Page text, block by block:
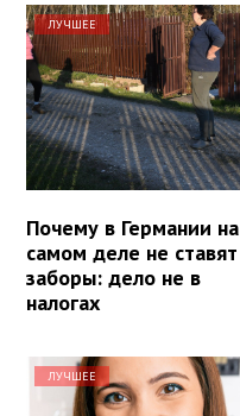
ЛУЧШЕЕ
Почему в Германии на
самом деле не ставят
заборы: дело не в
налогах
ЛУЧШЕЕ